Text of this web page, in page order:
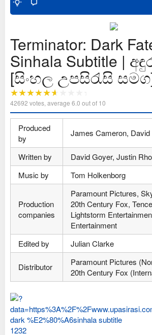
Terminator: Dark
Sinhala Subtitle |
[සිංහල උපසිරැසි
42692 votes, average 6.0 out of 10
Produced
by
James Cameron, David
Written by
David Goyer, Justin
Music by
Tom Holkenborg
Production
companies
Paramount Pictures,
20th Century Fox,
Lightstorm
Entertainment
Edited by
Julian Clarke
Distributor
Paramount Pictures
20th Century Fox